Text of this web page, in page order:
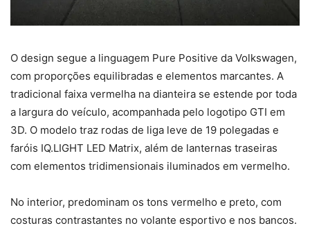
O design segue a linguagem Pure Positive da Volkswagen,
com proporções equilibradas e elementos marcantes. A
tradicional faixa vermelha na dianteira se estende por toda
a largura do veículo, acompanhada pelo logotipo GTI em
3D. O modelo traz rodas de liga leve de 19 polegadas e
faróis IQ.LIGHT LED Matrix, além de lanternas traseiras
com elementos tridimensionais iluminados em vermelho.
No interior, predominam os tons vermelho e preto, com
costuras contrastantes no volante esportivo e nos bancos.